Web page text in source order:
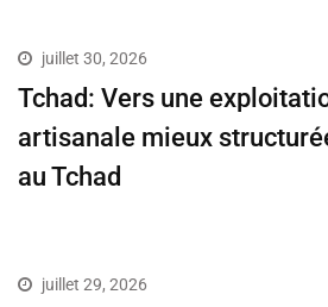
juillet 30, 2026
Tchad: Vers une
artisanale mieux
au Tchad
juillet 29, 2026